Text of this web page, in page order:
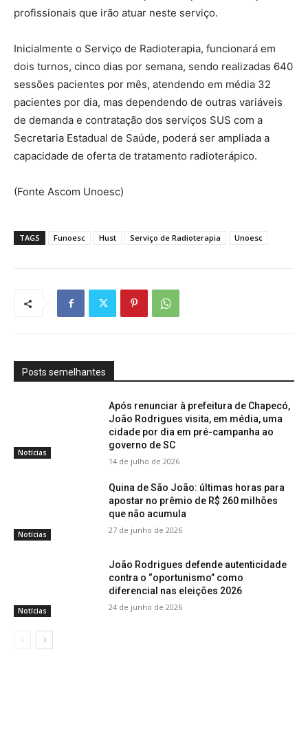
profissionais que irão atuar neste serviço.
Inicialmente o Serviço de Radioterapia, funcionará em
dois turnos, cinco dias por semana, sendo realizadas 640
sessões pacientes por mês, atendendo em média 32
pacientes por dia, mas dependendo de outras variáveis
de demanda e contratação dos serviços SUS com a
Secretaria Estadual de Saúde, poderá ser ampliada a
capacidade de oferta de tratamento radioterápico.
(Fonte Ascom Unoesc)
TAGS Funoesc Hust Serviço de Radioterapia Unoesc
Posts semelhantes
Notícias
Após renunciar à prefeitura de Chapecó,
João Rodrigues visita, em média, uma
cidade por dia em pré-campanha ao
governo de SC
14 de julho de 2026
Notícias
Quina de São João: últimas horas para
apostar no prêmio de R$ 260 milhões
que não acumula
27 de junho de 2026
Notícias
João Rodrigues defende autenticidade
contra o “oportunismo” como
diferencial nas eleições 2026
24 de junho de 2026